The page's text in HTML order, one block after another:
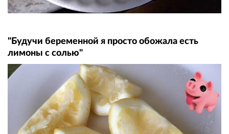
"Будучи беременной я просто обожала есть
лимоны с солью"